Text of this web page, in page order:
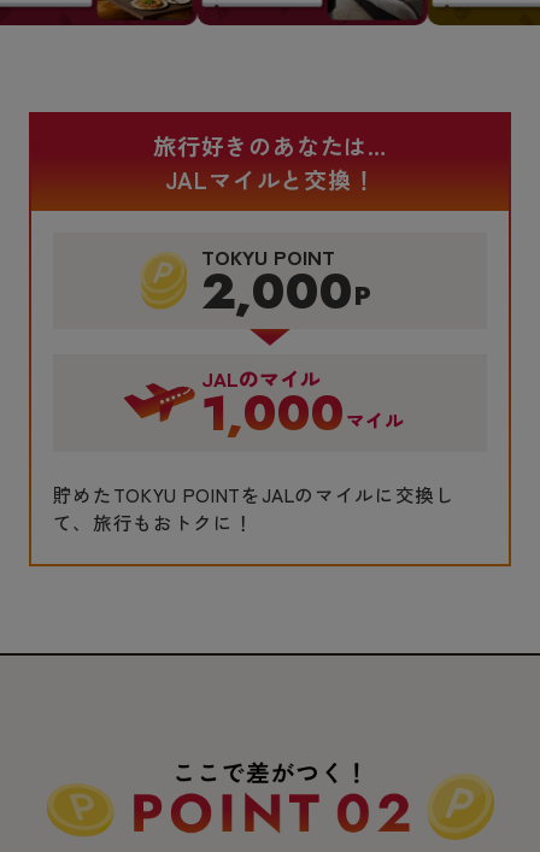
旅行好きのあなたは…
JALマイルと交換！
TOKYU POINT
2,000P
JALのマイル
1,000マイル
貯めたTOKYU POINTをJALのマイルに交換し
て、旅行もおトクに！